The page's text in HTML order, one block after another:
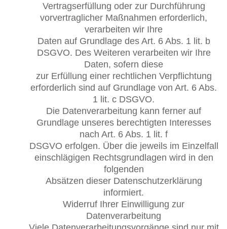
Vertragserfüllung oder zur Durchführung
vorvertraglicher Maßnahmen erforderlich,
verarbeiten wir Ihre
Daten auf Grundlage des Art. 6 Abs. 1 lit. b
DSGVO. Des Weiteren verarbeiten wir Ihre
Daten, sofern diese
zur Erfüllung einer rechtlichen Verpflichtung
erforderlich sind auf Grundlage von Art. 6 Abs.
1 lit. c DSGVO.
Die Datenverarbeitung kann ferner auf
Grundlage unseres berechtigten Interesses
nach Art. 6 Abs. 1 lit. f
DSGVO erfolgen. Über die jeweils im Einzelfall
einschlägigen Rechtsgrundlagen wird in den
folgenden
Absätzen dieser Datenschutzerklärung
informiert.
Widerruf Ihrer Einwilligung zur
Datenverarbeitung